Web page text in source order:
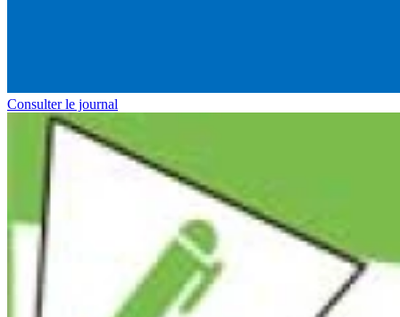
Consulter le journal